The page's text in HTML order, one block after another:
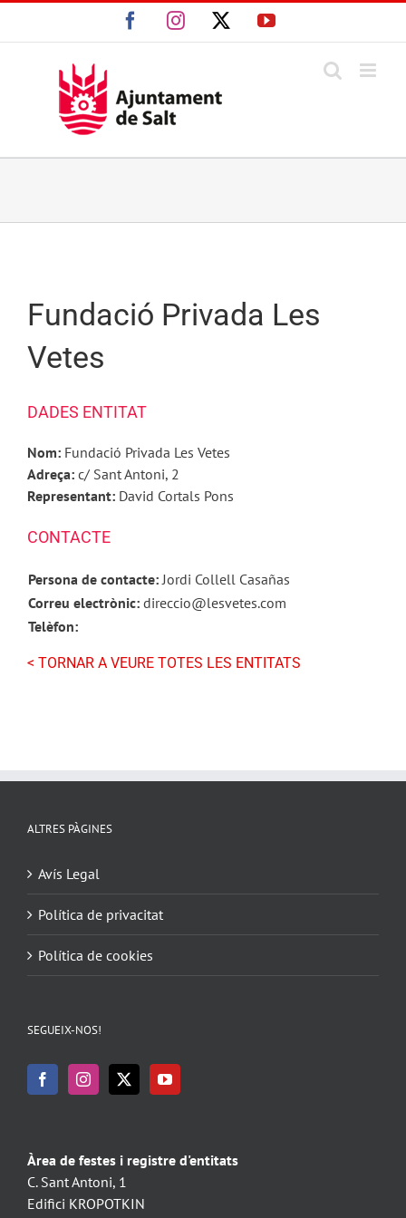
FacebookInstagram YouTube
Fundació Privada Les
Vetes
DADES ENTITAT
Nom: Fundació Privada Les Vetes
Adreça: c/ Sant Antoni, 2
Representant: David Cortals Pons
CONTACTE
Persona de contacte:Jordi Collell Casañas
Correu electrònic: direccio@lesvetes.com
Telèfon:
< TORNAR A VEURE TOTES LES ENTITATS
ALTRES PÀGINES
Avís Legal
Política de privacitat
Política de cookies
SEGUEIX-NOS!
Àrea de festes i registre d'entitats
C. Sant Antoni, 1
Edifici KROPOTKIN